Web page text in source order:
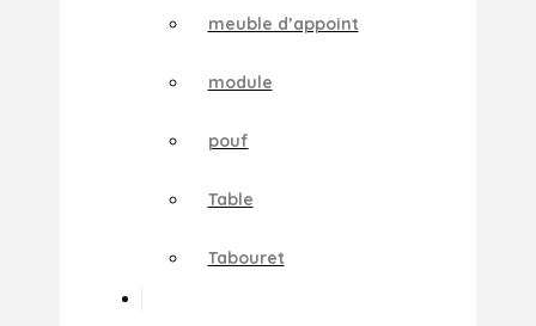
meuble d’appoint
module
pouf
Table
Tabouret